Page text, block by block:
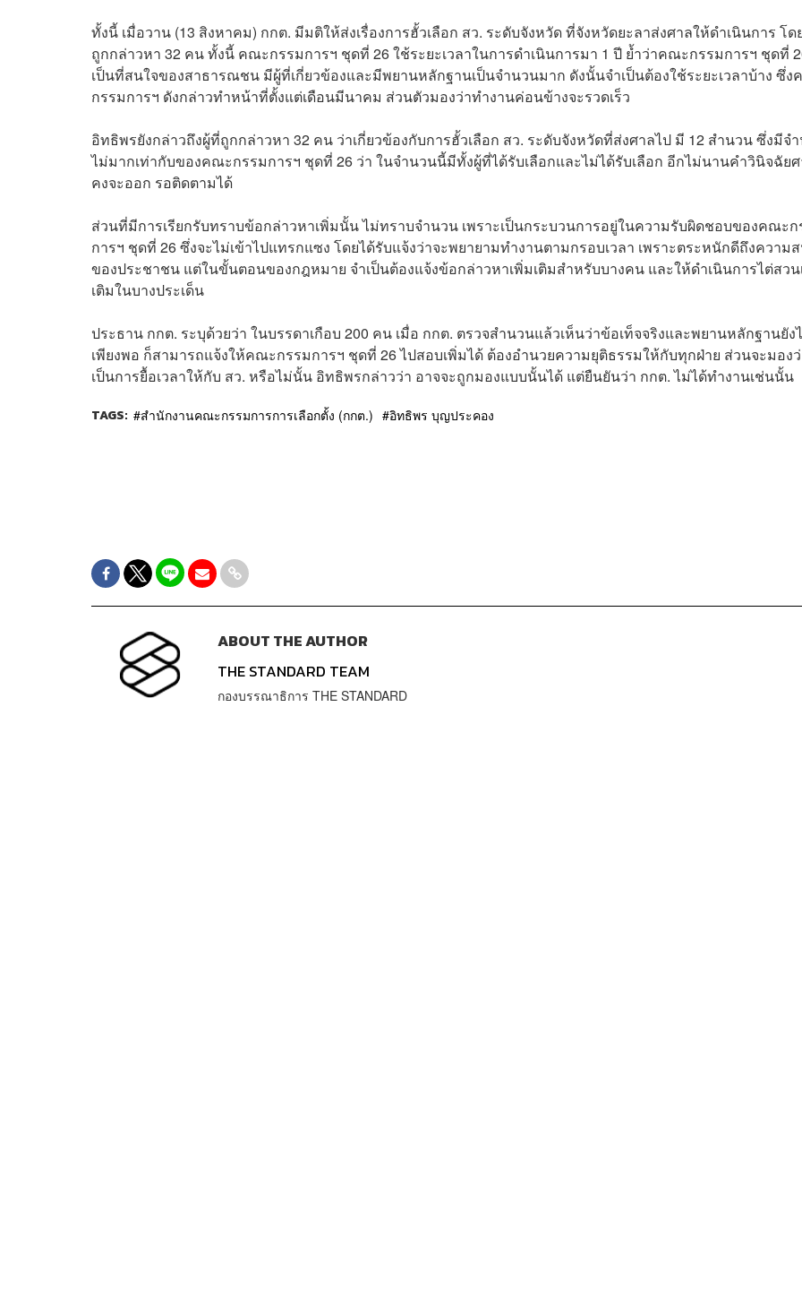
ทั้งนี้ เมื่อวาน (13 สิงหาคม) กกต. มีมติให้ส่งเรื่องการฮั้วเลือก สว. ระดับจังหวัด ที่จังหวัดยะลาส่งศาลให้ดำเนินการ โด
ถูกกล่าวหา 32 คน ทั้งนี้ คณะกรรมการฯ ชุดที่ 26 ใช้ระยะเวลาในการดำเนินการมา 1 ปี ย้ำว่าคณะกรรมการฯ ชุดที่
เป็นที่สนใจของสาธารณชน มีผู้ที่เกี่ยวข้องและมีพยานหลักฐานเป็นจำนวนมาก ดังนั้นจำเป็นต้องใช้ระยะเวลาบ้าง ซึ่
กรรมการฯ ดังกล่าวทำหน้าที่ตั้งแต่เดือนมีนาคม ส่วนตัวมองว่าทำงานค่อนข้างจะรวดเร็ว
อิทธิพรยังกล่าวถึงผู้ที่ถูกกล่าวหา 32 คน ว่าเกี่ยวข้องกับการฮั้วเลือก สว. ระดับจังหวัดที่ส่งศาลไป มี 12 สำนวน ซึ่งมีจ
ไม่มากเท่ากับของคณะกรรมการฯ ชุดที่ 26 ว่า ในจำนวนนี้มีทั้งผู้ที่ได้รับเลือกและไม่ได้รับเลือก อีกไม่นานคำวินิจฉัย
คงจะออก รอติดตามได้
ส่วนที่มีการเรียกรับทราบข้อกล่าวหาเพิ่มนั้น ไม่ทราบจำนวน เพราะเป็นกระบวนการอยู่ในความรับผิดชอบของคณะ
การฯ ชุดที่ 26 ซึ่งจะไม่เข้าไปแทรกแซง โดยได้รับแจ้งว่าจะพยายามทำงานตามกรอบเวลา เพราะตระหนักดีถึงความ
ของประชาชน แต่ในขั้นตอนของกฎหมาย จำเป็นต้องแจ้งข้อกล่าวหาเพิ่มเติมสำหรับบางคน และให้ดำเนินการไต่สว
เติมในบางประเด็น
ประธาน กกต. ระบุด้วยว่า ในบรรดาเกือบ 200 คน เมื่อ กกต. ตรวจสำนวนแล้วเห็นว่าข้อเท็จจริงและพยานหลักฐานยัง
เพียงพอ ก็สามารถแจ้งให้คณะกรรมการฯ ชุดที่ 26 ไปสอบเพิ่มได้ ต้องอำนวยความยุติธรรมให้กับทุกฝ่าย ส่วนจะมอง
เป็นการยื้อเวลาให้กับ สว. หรือไม่นั้น อิทธิพรกล่าวว่า อาจจะถูกมองแบบนั้นได้ แต่ยืนยันว่า กกต. ไม่ได้ทำงานเช่นนั้น
TAGS: สำนักงานคณะกรรมการการเลือกตั้ง (กกต.) อิทธิพร บุญประคอง
ABOUT THE AUTHOR
THE STANDARD TEAM
กองบรรณาธิการ THE STANDARD